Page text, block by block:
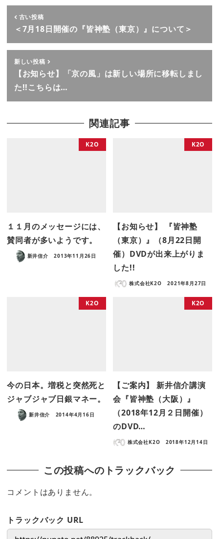
古い投稿
＜7月18日開催の『皆神塾（東京）』について＞
新しい投稿
【お知らせ】「京の風」は新しい場所に移転しまし
た!!こちらは…
関連記事
K2O
１１月のメッセージには、
賛同者が多いようです。
新井信介 2013年11月26日
K2O
【お知らせ】 『皆神塾
（東京）』（8月22日開
催）DVDが出来上がりま
した!!
株式会社K2O 2021年8月27日
K2O
今の日本。増税と突然死と
ジャブジャブ日銀マネー。
新井信介 2014年4月16日
K2O
【ご案内】 新井信介講演
会『皆神塾（大阪）』
（2018年12月２日開催）
のDVD…
株式会社K2O 2018年12月14日
この投稿へのトラックバック
コメントはありません。
トラックバック URL